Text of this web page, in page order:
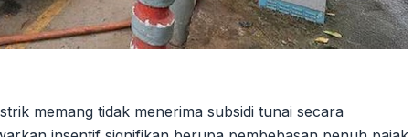
memang tidak menerima subsidi tunai secara